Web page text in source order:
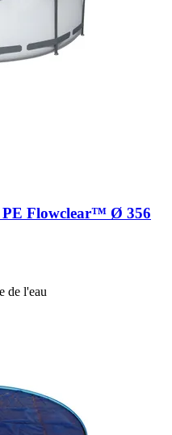
PE Flowclear™ Ø 356
de l'eau